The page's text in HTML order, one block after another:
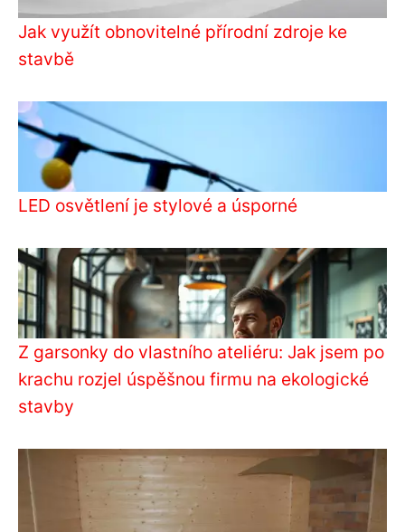
Jak využít obnovitelné přírodní zdroje ke
stavbě
LED osvětlení je stylové a úsporné
Z garsonky do vlastního ateliéru: Jak jsem po
krachu rozjel úspěšnou firmu na ekologické
stavby